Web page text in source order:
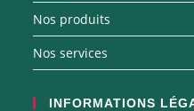
Nos produits
Nos services
INFORMATIONS